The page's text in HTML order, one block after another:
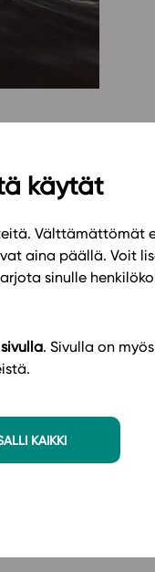
käytät
Välttämättömät
aina päällä. Voit
sinulle
. Sivulla on
KAIKKI
tekoälyn
sig på
att
En del
andra.
och
för
i